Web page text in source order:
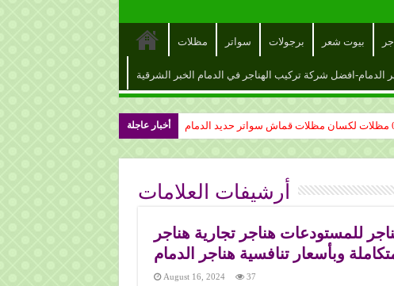
مظلات سواتر برجولات بيوت شعر
الدمام-افضل شركة تركيب الهناجر في الدمام الخبر الشرقية
أخبار عاجلة
أرشيفات العلامات
هناجر الدمام -0507999656 هناجر للمستودعات هناجر تجارية هناجر
وبأسعار تنافسية هناجر الدمام
August 16, 2024 37